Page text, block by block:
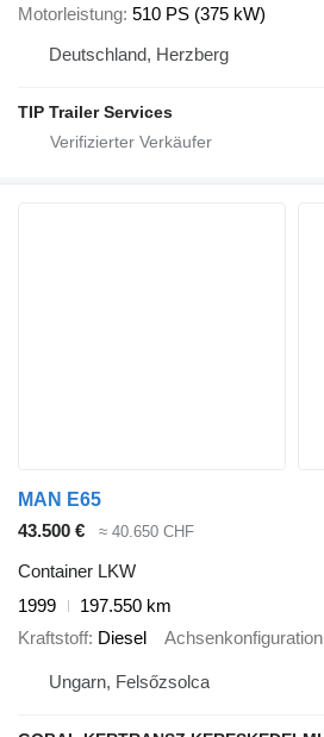
Motorleistung 510 PS (375 kW)
Deutschland, Herzberg
TIP Trailer Services
MAN E65
43.500 €
≈ 40.650 CHF
Container LKW
1999
197.550 km
Kraftstoff Diesel Achsenkonfiguration
Ungarn, Felsőzsolca